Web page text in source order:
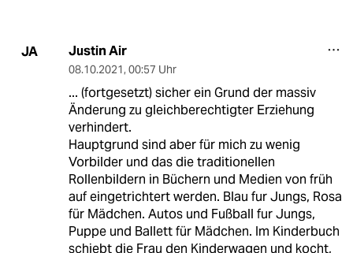
JA Justin Air
08.10.2021, 00:57 Uhr
... (fortgesetzt) sicher ein Grund der massiv
Änderung zu gleichberechtigter Erziehung
verhindert.
Hauptgrund sind aber für mich zu wenig
Vorbilder und das die traditionellen
Rollenbildern in Büchern und Medien von früh
auf eingetrichtert werden. Blau fur Jungs, Rosa
für Mädchen. Autos und Fußball fur Jungs,
Puppe und Ballett für Mädchen. Im Kinderbuch
schiebt die Frau den Kinderwagen und kocht,